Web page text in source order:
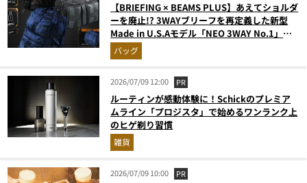
【BRIEFING × BEAMS PLUS】あえてショルダ
ーを廃止!? 3WAYブリーフを再定義した新型
Made in U.S.Aモデル「NEO 3WAY No.1」解
禁バッグ
2026/07/09 12:00 PR
ルーティンが感動体験に！Schickのプレミア
ムライン「プロジスタ」で始めるワンランク上
のヒゲ剃り習慣
雑貨
2026/07/09 10:00 PR